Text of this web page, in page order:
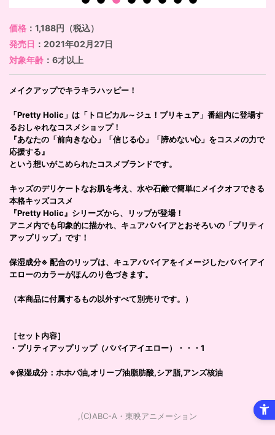
価格 ：1,188円（税込）
発売日 ：2021年02月27日
対象年齢 ：6才以上
メイクアップでキラキラハッピー！
「Pretty Holic」は「トロピカル～ジュ！プリキュア」番組内に登場す
るおしゃれなコスメショップ！
『あなたの「前向きな心」「信じる心」「諦めない心」をコスメの力で
応援する』
という想いがこめられたコスメブランドです。
キッズのデリケートなお肌を考え、水や石鹸で簡単にメイクオフできる
本格キッズコスメ
『Pretty Holic』シリーズから、リップが登場！
アニメ内でも印象的に描かれ、キュアパパイアとおそろいの「プリティ
アップリップ」です！
保湿成分※ 配合のリップは、キュアパパイアをイメージしたパパイアイ
エローのカラーがほんのり色づきます。
（本商品に付属するもの以外すべて別売りです。）
［セット内容］
・プリティアップリップ（パパイアイエロー）・・・1
※保湿成分：ホホバ油,オリーブ油脂肪酸,シア脂,アンズ核油
,(C)ABC-A・東映アニメーション